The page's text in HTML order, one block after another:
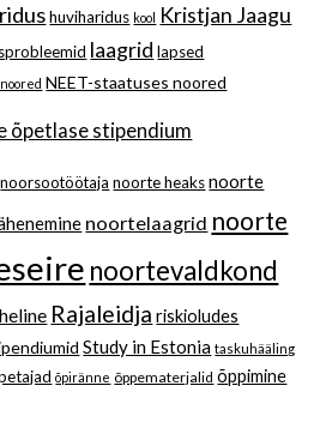
huviharidus kool Kristjan Jaagu
laagrid lapsed
NEET-staatuses noored
õpetlase stipendium
noorsootöötaja noorte heaks noorte
noortelaagrid noorte
noortevaldkond
Rajaleidja riskioludes
Study in Estonia taskuhääling
õpiränne õppematerjalid õppimine